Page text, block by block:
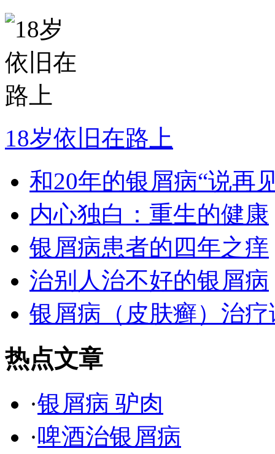
18岁依旧在路上
和20年的银屑病“说再
内心独白：重生的健康
银屑病患者的四年之痒
治别人治不好的银屑病
银屑病（皮肤癣）治
热点文章
·银屑病 驴肉
·啤酒治银屑病